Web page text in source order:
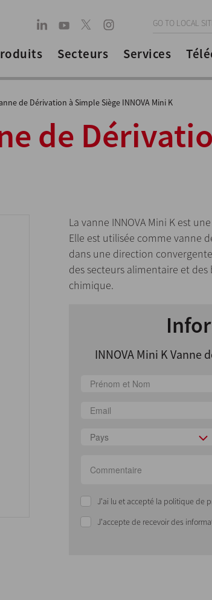
GO TO LOCAL
Secteurs Services
de Dérivation à Simple Siège INNOVA Mini K
de
La vanne INNOVA Mini K est
Elle est utilisée comme vanne
dans une direction
des secteurs alimentaire et
chimique.
INNOVA Mini K Vanne
Pays
J'ai lu et accepté la politique de
J'accepte de recevoir des